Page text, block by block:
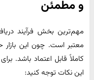
و مطمئن
مهم‌ترین بخش فرآیند
معتبر است. چون این
کاملاً قابل اعتماد باشد.
این نکات توجه کنید: